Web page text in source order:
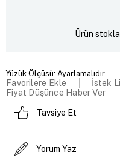
Ürün
Yüzük Ölçüsü: Ayarlamalıdır.
Favorilere Ekle
İstek
Fiyat Düşünce Haber Ver
Tavsiye Et
Yorum Yaz